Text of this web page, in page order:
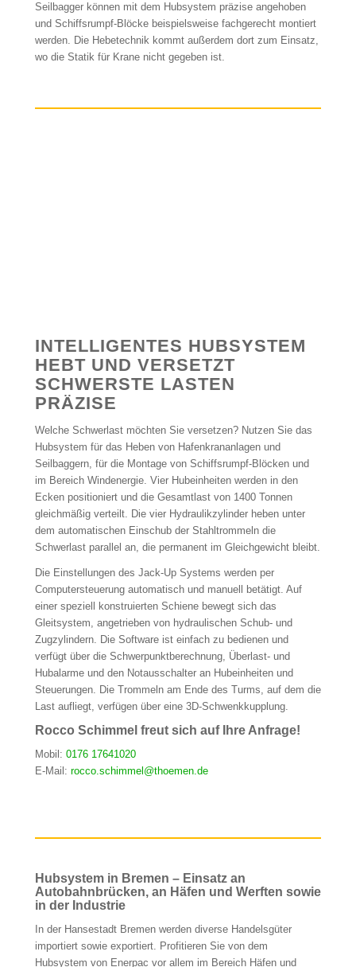
Seilbagger können mit dem Hubsystem präzise angehoben
und Schiffsrumpf-Blöcke beispielsweise fachgerecht montiert
werden. Die Hebetechnik kommt außerdem dort zum Einsatz,
wo die Statik für Krane nicht gegeben ist.
INTELLIGENTES HUBSYSTEM
HEBT UND VERSETZT
SCHWERSTE LASTEN
PRÄZISE
Welche Schwerlast möchten Sie versetzen? Nutzen Sie das
Hubsystem für das Heben von Hafenkrananlagen und
Seilbaggern, für die Montage von Schiffsrumpf-Blöcken und
im Bereich Windenergie. Vier Hubeinheiten werden in den
Ecken positioniert und die Gesamtlast von 1400 Tonnen
gleichmäßig verteilt. Die vier Hydraulikzylinder heben unter
dem automatischen Einschub der Stahltrommeln die
Schwerlast parallel an, die permanent im Gleichgewicht bleibt.
Die Einstellungen des Jack-Up Systems werden per
Computersteuerung automatisch und manuell betätigt. Auf
einer speziell konstruierten Schiene bewegt sich das
Gleitsystem, angetrieben von hydraulischen Schub- und
Zugzylindern. Die Software ist einfach zu bedienen und
verfügt über die Schwerpunktberechnung, Überlast- und
Hubalarme und den Notausschalter an Hubeinheiten und
Steuerungen. Die Trommeln am Ende des Turms, auf dem die
Last aufliegt, verfügen über eine 3D-Schwenkkupplung.
Rocco Schimmel freut sich auf Ihre Anfrage!
Mobil: 0176 17641020
E-Mail: rocco.schimmel@thoemen.de
Hubsystem in Bremen – Einsatz an
Autobahnbrücken, an Häfen und Werften sowie
in der Industrie
In der Hansestadt Bremen werden diverse Handelsgüter
importiert sowie exportiert. Profitieren Sie von dem
Hubsystem von Enerpac vor allem im Bereich Häfen und